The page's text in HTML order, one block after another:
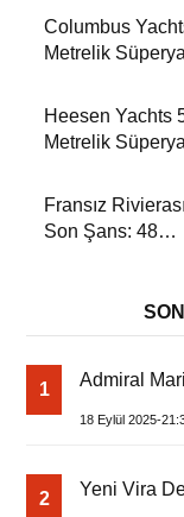
Columbus
Metrelik
Akdeniz’de Lüks
Seyir
Heesen Yachts
Metrelik
Charter Sezonu
Rezervasyonları
Başladı
Fransız
Son Şans: 48
1 Admiral
18 Eylül 2025-
2 Yeni Vira